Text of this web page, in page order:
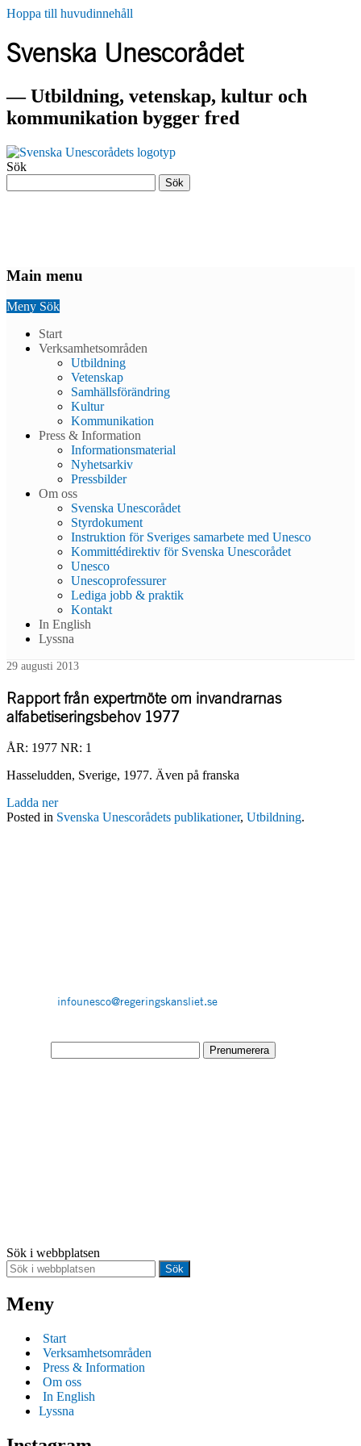
Hoppa till huvudinnehåll
Svenska Unescorådet
— Utbildning, vetenskap, kultur och
kommunikation bygger fred
Sök
Sök
Main menu
Meny Sök
Start
Verksamhetsområden
Utbildning
Vetenskap
Samhällsförändring
Kultur
Kommunikation
Press & Information
Informationsmaterial
Nyhetsarkiv
Pressbilder
Om oss
Svenska Unescorådet
Styrdokument
Instruktion för Sveriges samarbete med Unesco
Kommittédirektiv för Svenska Unescorådet
Unesco
Unescoprofessurer
Lediga jobb & praktik
Kontakt
In English
Lyssna
29 augusti 2013
Rapport från expertmöte om invandrarnas
alfabetiseringsbehov 1977
ÅR: 1977 NR: 1
Hasseludden, Sverige, 1977. Även på franska
Ladda ner
Posted in Svenska Unescorådets publikationer, Utbildning.
infounesco@regeringskansliet.se
Sök i webbplatsen
Sök
Meny
Start
Verksamhetsområden
Press & Information
Om oss
In English
Lyssna